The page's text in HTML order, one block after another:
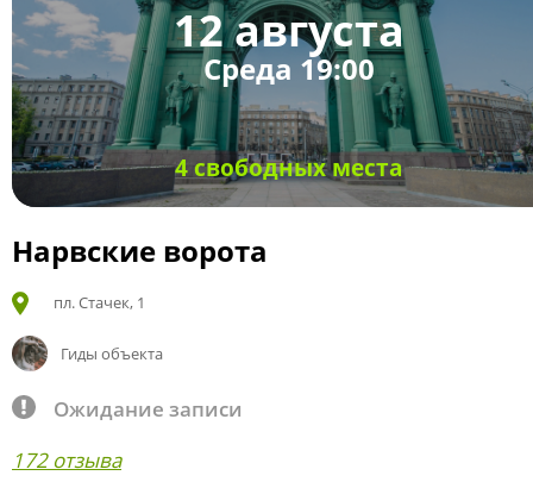
12 августа
Среда 19:00
4 свободных места
Нарвские ворота
пл. Стачек, 1
Гиды объекта
Ожидание записи
172 отзыва